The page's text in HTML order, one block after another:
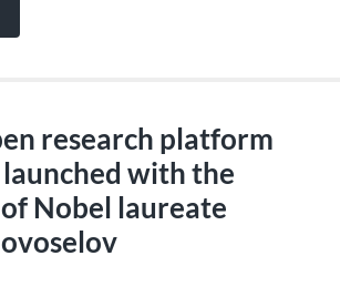
research platform
launched with the
Nobel laureate